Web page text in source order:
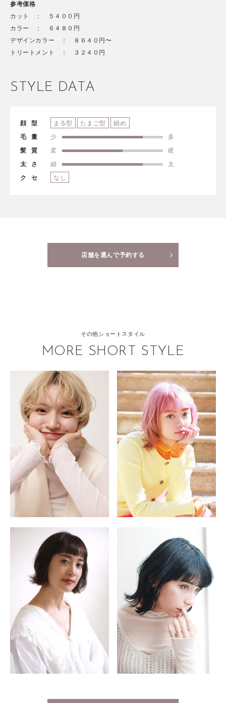
参考価格
カット ： ５４００円
カラー ： ６４８０円
デザインカラー ： ８６４０円〜
トリートメント ： ３２４０円
STYLE DATA
顔型 まる型 たまご型
細め
毛量
少
多
髪質
柔
硬
太さ
細
太
クセ
なし
店舗を選んで予約する
その他ショートスタイル
MORE SHORT STYLE